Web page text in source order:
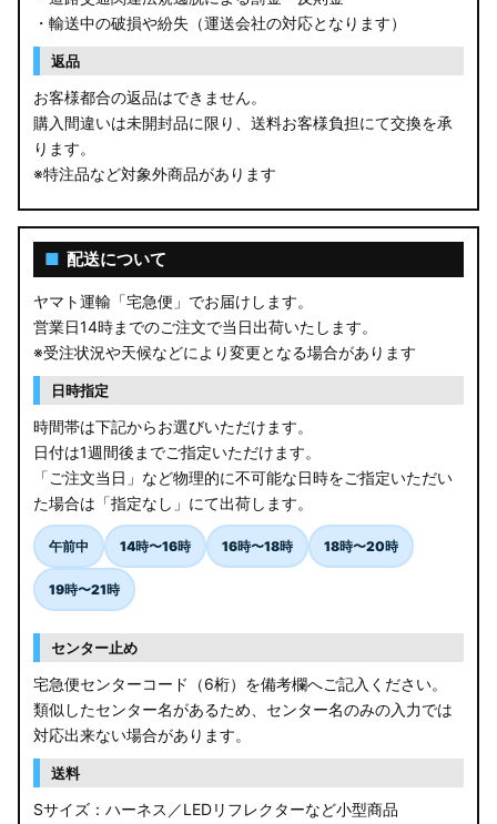
・輸送中の破損や紛失（運送会社の対応となります）
返品
お客様都合の返品はできません。
購入間違いは未開封品に限り、送料お客様負担にて交換を承
ります。
※特注品など対象外商品があります
■ 配送について
ヤマト運輸「宅急便」でお届けします。
営業日14時までのご注文で当日出荷いたします。
※受注状況や天候などにより変更となる場合があります
日時指定
時間帯は下記からお選びいただけます。
日付は1週間後までご指定いただけます。
「ご注文当日」など物理的に不可能な日時をご指定いただい
た場合は「指定なし」にて出荷します。
午前中 14時〜16時 16時〜18時 18時〜20時
19時〜21時
センター止め
宅急便センターコード（6桁）を備考欄へご記入ください。
類似したセンター名があるため、センター名のみの入力では
対応出来ない場合があります。
送料
Sサイズ：ハーネス／LEDリフレクターなど小型商品